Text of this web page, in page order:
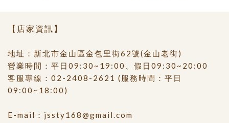
【店家資訊】
地址：新北市金山區金包里街62號(金山老街)
營業時間：平日09:30~19:00、假日09:30~20:00
客服專線： 02-2408-2621 (服務時間：平日
09:00~18:00)
E-mail： jssty168@gmail.com